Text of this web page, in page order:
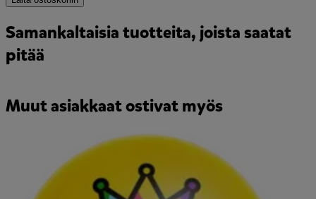
Samankaltaisia tuotteita, joista saatat
pitää
Muut asiakkaat ostivat myös